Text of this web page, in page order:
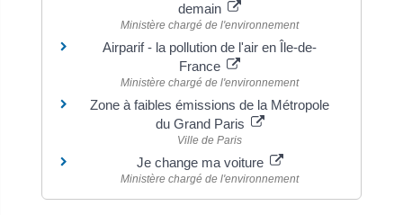
demain
Ministère chargé de l'environnement
Airparif - la pollution de l'air en Île-de-
France
Ministère chargé de l'environnement
Zone à faibles émissions de la Métropole
du Grand Paris
Ville de Paris
Je change ma voiture
Ministère chargé de l'environnement